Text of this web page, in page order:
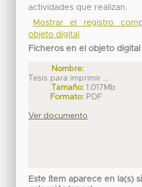
actividades que realizan.
Mostrar el registro
objeto digital
Ficheros en el objeto digital
Nombre:
Tesis para imprimir ...
Tamaño: 1.017Mb
Formato: PDF
Ver documento
Este ítem aparece en la(s)